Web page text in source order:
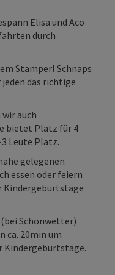
Elisa und Aco
durch
Stamperl Schnaps
das richtige
auch
bietet Platz für 4
Leute Platz.
gelegenen
essen oder feiern
Kindergeburtstage
Schönwetter)
ca. 20min um
Kindergeburtstage.